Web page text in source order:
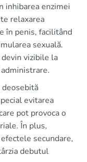
inhibarea enzimei
relaxarea
în penis, facilitând
sexuală.
vizibile la
deosebită
evitarea
pot provoca o
În plus,
secundare,
debutul